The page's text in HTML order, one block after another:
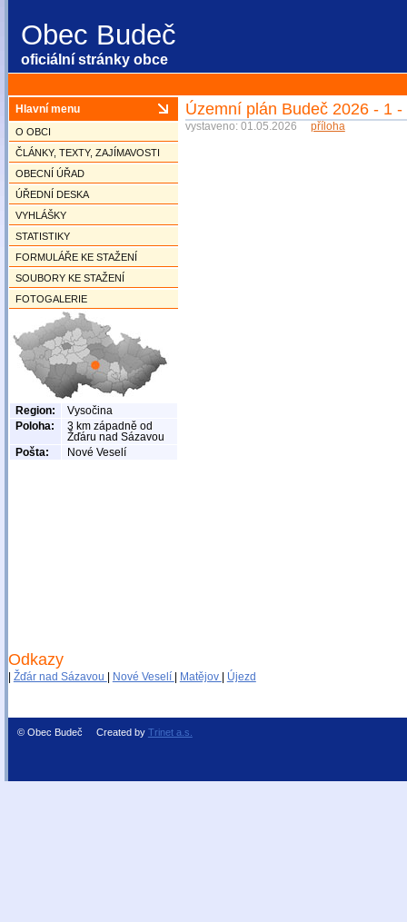
Obec Budeč
oficiální stránky obce
Územní plán Budeč 2026 - 1
vystaveno: 01.05.2026 příloha
Hlavní menu
O OBCI
ČLÁNKY, TEXTY, ZAJÍMAVOSTI
OBECNÍ ÚŘAD
ÚŘEDNÍ DESKA
VYHLÁŠKY
STATISTIKY
FORMULÁŘE KE STAŽENÍ
SOUBORY KE STAŽENÍ
FOTOGALERIE
Region:
Vysočina
Poloha:
3 km západně od
Žďáru nad Sázavou
Pošta:
Nové Veselí
Odkazy
Žďár nad Sázavou Nové Veselí Matějov Újezd
© Obec Budeč Created by Trinet a.s.